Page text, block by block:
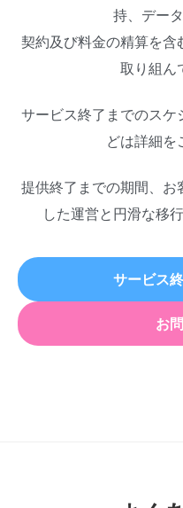
持、デー
契約及び料金の精算を含
取り組ん
サービス終了までのス
どは詳細を
提供終了までの期間、
した運営と円滑な移
サービス
お